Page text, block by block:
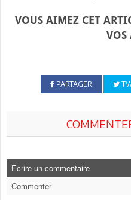
VOUS AIMEZ CET
VOS
PARTAGER
Ecrire un commentaire
Commenter